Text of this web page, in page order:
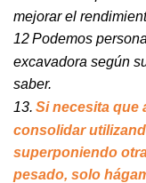
mejorar el
12Podemos
excavadora según
saber.
13. Si necesita que
consolidar
superponiendo
pesado, solo